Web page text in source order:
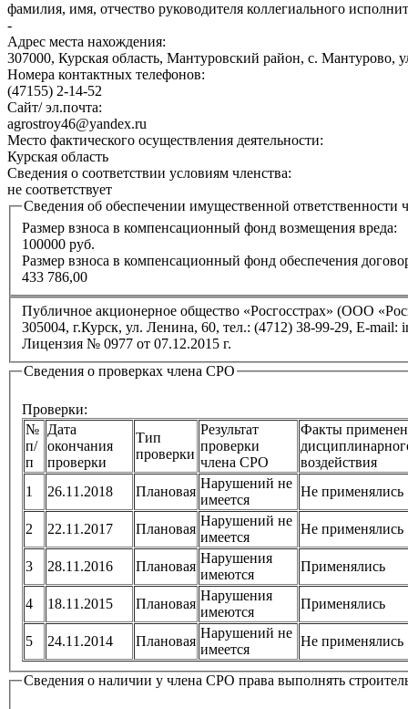
фамилия, имя, отчество руководителя коллегиального
-
Адрес места нахождения:
307000, Курская область, Мантуровский район, с. Мантурово,
Номера контактных телефонов:
(47155) 2-14-52
Сайт/ эл.почта:
agrostroy46@yandex.ru
Место фактического осуществления деятельности:
Курская область
Сведения о соответствии условиям членства:
не соответствует
Сведения об обеспечении имущественной
Размер взноса в компенсационный фонд возмещения вреда:
100000 руб.
Размер взноса в компенсационный фонд обеспечения
433 786,00
Публичное акционерное общество «Росгосстрах» (ООО
305004, г.Курск, ул. Ленина, 60, тел.: (4712) 38-99-29, E-mail:
Лицензия № 0977 от 07.12.2015 г.
Сведения о проверках члена СРО
Проверки:
№
п/
п
Дата
окончания
проверки
Тип
проверки
Результат
проверки
члена СРО
Факты
воздействия
1
26.11.2018 Плановая
Нарушений не
имеется
Не применялись
2 22.11.2017 Плановая
Нарушений не
имеется
Не применялись
3 28.11.2016 Плановая
Нарушения
имеются
Применялись
4 18.11.2015 Плановая
Нарушения
имеются
Применялись
5 24.11.2014 Плановая
Нарушений не
имеется
Не применялись
Сведения о наличии у члена СРО права выполнять